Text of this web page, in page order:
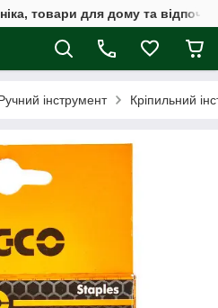
товари для дому та
інструмент Кріпильний